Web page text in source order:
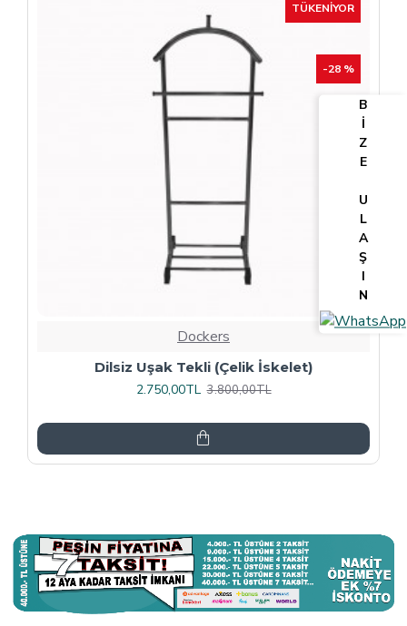
TÜKENIYOR
-25 %
Dockers
Tv Lcd Standı 5484
3.375,00TL 4.500,00TL
B
İ
Z
E
U
L
A
Ş
I
N